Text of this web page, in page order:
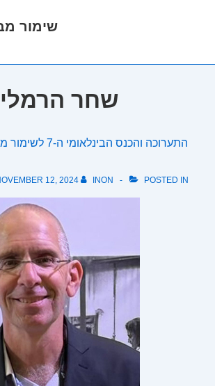
שימור
שחר
התערוכה והכנס הבינלאומי ה-7 לשימור מבנים
12, 2024 INON POSTED IN